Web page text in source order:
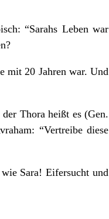
“Sarahs Leben war
mit 20 Jahren war. Und
Thora heißt es (Gen.
“Vertreibe diese
Sara! Eifersucht und